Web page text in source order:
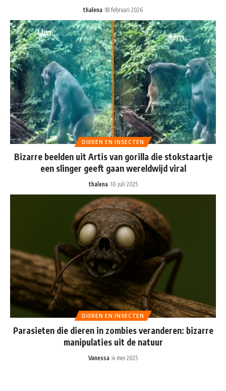
thalena 18 februari 2026
DIEREN EN INSECTEN
Bizarre beelden uit Artis van gorilla die stokstaartje
een slinger geeft gaan wereldwijd viral
thalena 10 juli 2025
DIEREN EN INSECTEN
Parasieten die dieren in zombies veranderen: bizarre
manipulaties uit de natuur
Vanessa 4 mei 2025